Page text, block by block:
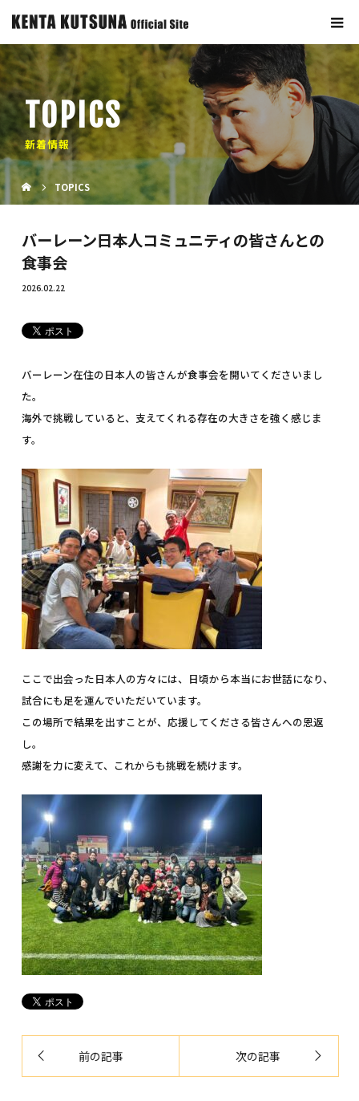
TOPICS
新着情報
TOPICS
バーレーン日本人コミュニティの皆さんとの
食事会
2026.02.22
バーレーン在住の日本人の皆さんが食事会を開いてくださいまし
た。
海外で挑戦していると、支えてくれる存在の大きさを強く感じま
す。
ここで出会った日本人の方々には、日頃から本当にお世話になり、
試合にも足を運んでいただいています。
この場所で結果を出すことが、応援してくださる皆さんへの恩返
し。
感謝を力に変えて、これからも挑戦を続けます。
前の記事 次の記事